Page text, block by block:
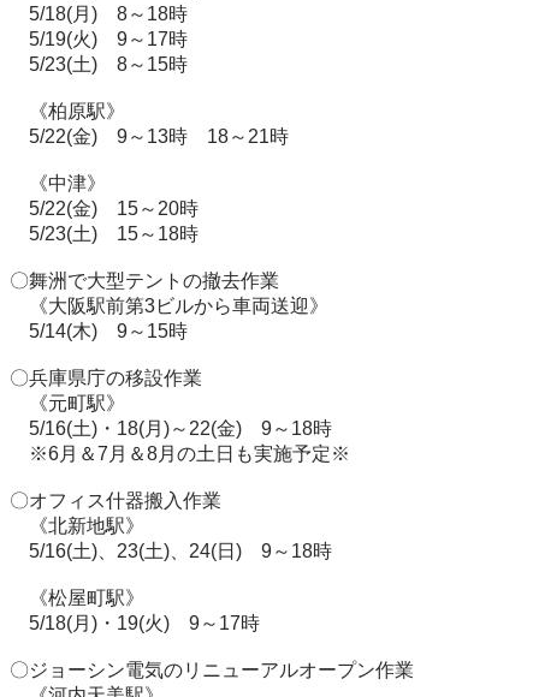
5/18(月)　8～18時
5/19(火)　9～17時
5/23(土)　8～15時
《柏原駅》
5/22(金)　9～13時　18～21時
《中津》
5/22(金)　15～20時
5/23(土)　15～18時
〇舞洲で大型テントの撤去作業
《大阪駅前第3ビルから車両送迎》
5/14(木)　9～15時
〇兵庫県庁の移設作業
《元町駅》
5/16(土)・18(月)～22(金)　9～18時
※6月＆7月＆8月の土日も実施予定※
〇オフィス什器搬入作業
《北新地駅》
5/16(土)、23(土)、24(日)　9～18時
《松屋町駅》
5/18(月)・19(火)　9～17時
〇ジョーシン電気のリニューアルオープン作業